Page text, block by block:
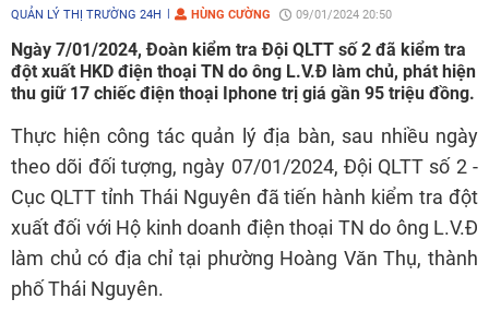
QUẢN LÝ THỊ TRƯỜNG 24H HÙNG CƯỜNG 09/01/2024 20:50
Ngày 7/01/2024, Đoàn kiểm tra Đội QLTT số 2 đã kiểm tra
đột xuất HKD điện thoại TN do ông L.V.Đ làm chủ, phát hiện
thu giữ 17 chiếc điện thoại Iphone trị giá gần 95 triệu đồng.
Thực hiện công tác quản lý địa bàn, sau nhiều ngày
theo dõi đối tượng, ngày 07/01/2024, Đội QLTT số 2 -
Cục QLTT tỉnh Thái Nguyên đã tiến hành kiểm tra đột
xuất đối với Hộ kinh doanh điện thoại TN do ông L.V.Đ
làm chủ có địa chỉ tại phường Hoàng Văn Thụ, thành
phố Thái Nguyên.